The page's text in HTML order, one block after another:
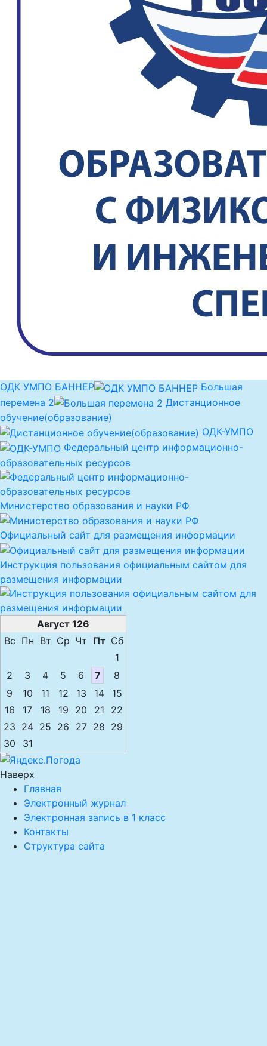
ОДК УМПО БАННЕР
Большая
перемена 2
Дистанционное
обучение(образование)
ОДК-УМПО
Федеральный центр информационно-
образовательных ресурсов
Министерство образования и науки РФ
Официальный сайт для размещения информации
Инструкция пользования официальным сайтом для
размещения информации
Август 126
Вс Пн Вт Ср Чт Пт Сб
1
2
3 4 5 6 7
8
9
10 11 12 13 14
15
16
17 18 19 20 21
22
23 24 25 26 27 28 29
30
31
Наверх
Главная
Электронный журнал
Электронная запись в 1 класс
Контакты
Структура сайта